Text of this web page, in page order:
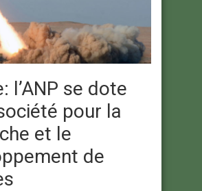
l’ANP se dote
pour la
et le
de